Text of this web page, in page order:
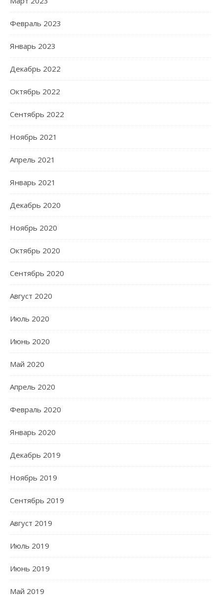
Февраль 2023
Январь 2023
Декабрь 2022
Октябрь 2022
Сентябрь 2022
Ноябрь 2021
Апрель 2021
Январь 2021
Декабрь 2020
Ноябрь 2020
Октябрь 2020
Сентябрь 2020
Август 2020
Июль 2020
Июнь 2020
Май 2020
Апрель 2020
Февраль 2020
Январь 2020
Декабрь 2019
Ноябрь 2019
Сентябрь 2019
Август 2019
Июль 2019
Июнь 2019
Май 2019